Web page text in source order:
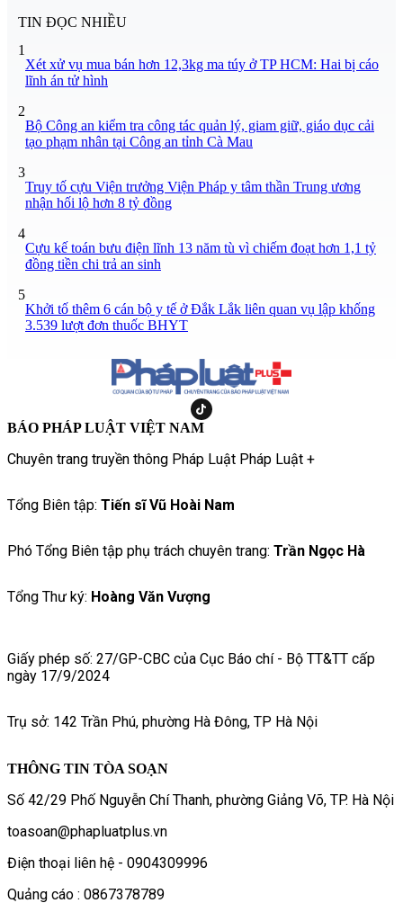
TIN ĐỌC NHIỀU
1
Xét xử vụ mua bán hơn 12,3kg ma túy ở TP HCM: Hai bị cáo
lĩnh án tử hình
2
Bộ Công an kiểm tra công tác quản lý, giam giữ, giáo dục cải
tạo phạm nhân tại Công an tỉnh Cà Mau
3
Truy tố cựu Viện trưởng Viện Pháp y tâm thần Trung ương
nhận hối lộ hơn 8 tỷ đồng
4
Cựu kế toán bưu điện lĩnh 13 năm tù vì chiếm đoạt hơn 1,1 tỷ
đồng tiền chi trả an sinh
5
Khởi tố thêm 6 cán bộ y tế ở Đắk Lắk liên quan vụ lập khống
3.539 lượt đơn thuốc BHYT
BÁO PHÁP LUẬT VIỆT NAM
Chuyên trang truyền thông Pháp Luật Pháp Luật +
Tổng Biên tập: Tiến sĩ Vũ Hoài Nam
Phó Tổng Biên tập phụ trách chuyên trang: Trần Ngọc Hà
Tổng Thư ký: Hoàng Văn Vượng
Giấy phép số: 27/GP-CBC của Cục Báo chí - Bộ TT&TT cấp
ngày 17/9/2024
Trụ sở: 142 Trần Phú, phường Hà Đông, TP Hà Nội
THÔNG TIN TÒA SOẠN
Số 42/29 Phố Nguyễn Chí Thanh, phường Giảng Võ, TP. Hà Nội
toasoan@phapluatplus.vn
Điện thoại liên hệ - 0904309996
Quảng cáo : 0867378789